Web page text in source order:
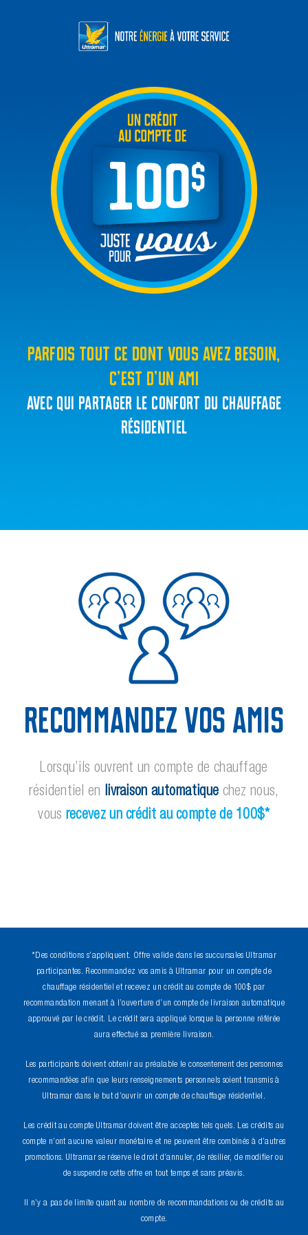
PARFOIS TOUT CE DONT VOUS AVEZ BESOIN,
C’EST D’UN AMI
AVEC QUI PARTAGER LE CONFORT DU CHAUFFAGE
RÉSIDENTIEL
Recommandez Vos Amis
Lorsqu’ils ouvrent un compte de chauffage
résidentiel en livraison automatique chez nous,
vous recevez un crédit au compte de 100$*
*Des conditions s’appliquent. Offre valide dans les succursales Ultramar
participantes. Recommandez vos amis à Ultramar pour un compte de
chauffage résidentiel et recevez un crédit au compte de 100$ par
recommandation menant à l’ouverture d’un compte de livraison automatique
approuvé par le crédit. Le crédit sera appliqué lorsque la personne référée
aura effectué sa première livraison.
Les participants doivent obtenir au préalable le consentement des personnes
recommandées afin que leurs renseignements personnels soient transmis à
Ultramar dans le but d’ouvrir un compte de chauffage résidentiel.
Les crédit au compte Ultramar doivent être acceptés tels quels. Les crédits au
compte n’ont aucune valeur monétaire et ne peuvent être combinés à d’autres
promotions. Ultramar se réserve le droit d’annuler, de résilier, de modifier ou
de suspendre cette offre en tout temps et sans préavis.
Il n’y a pas de limite quant au nombre de recommandations ou de crédits au
compte.